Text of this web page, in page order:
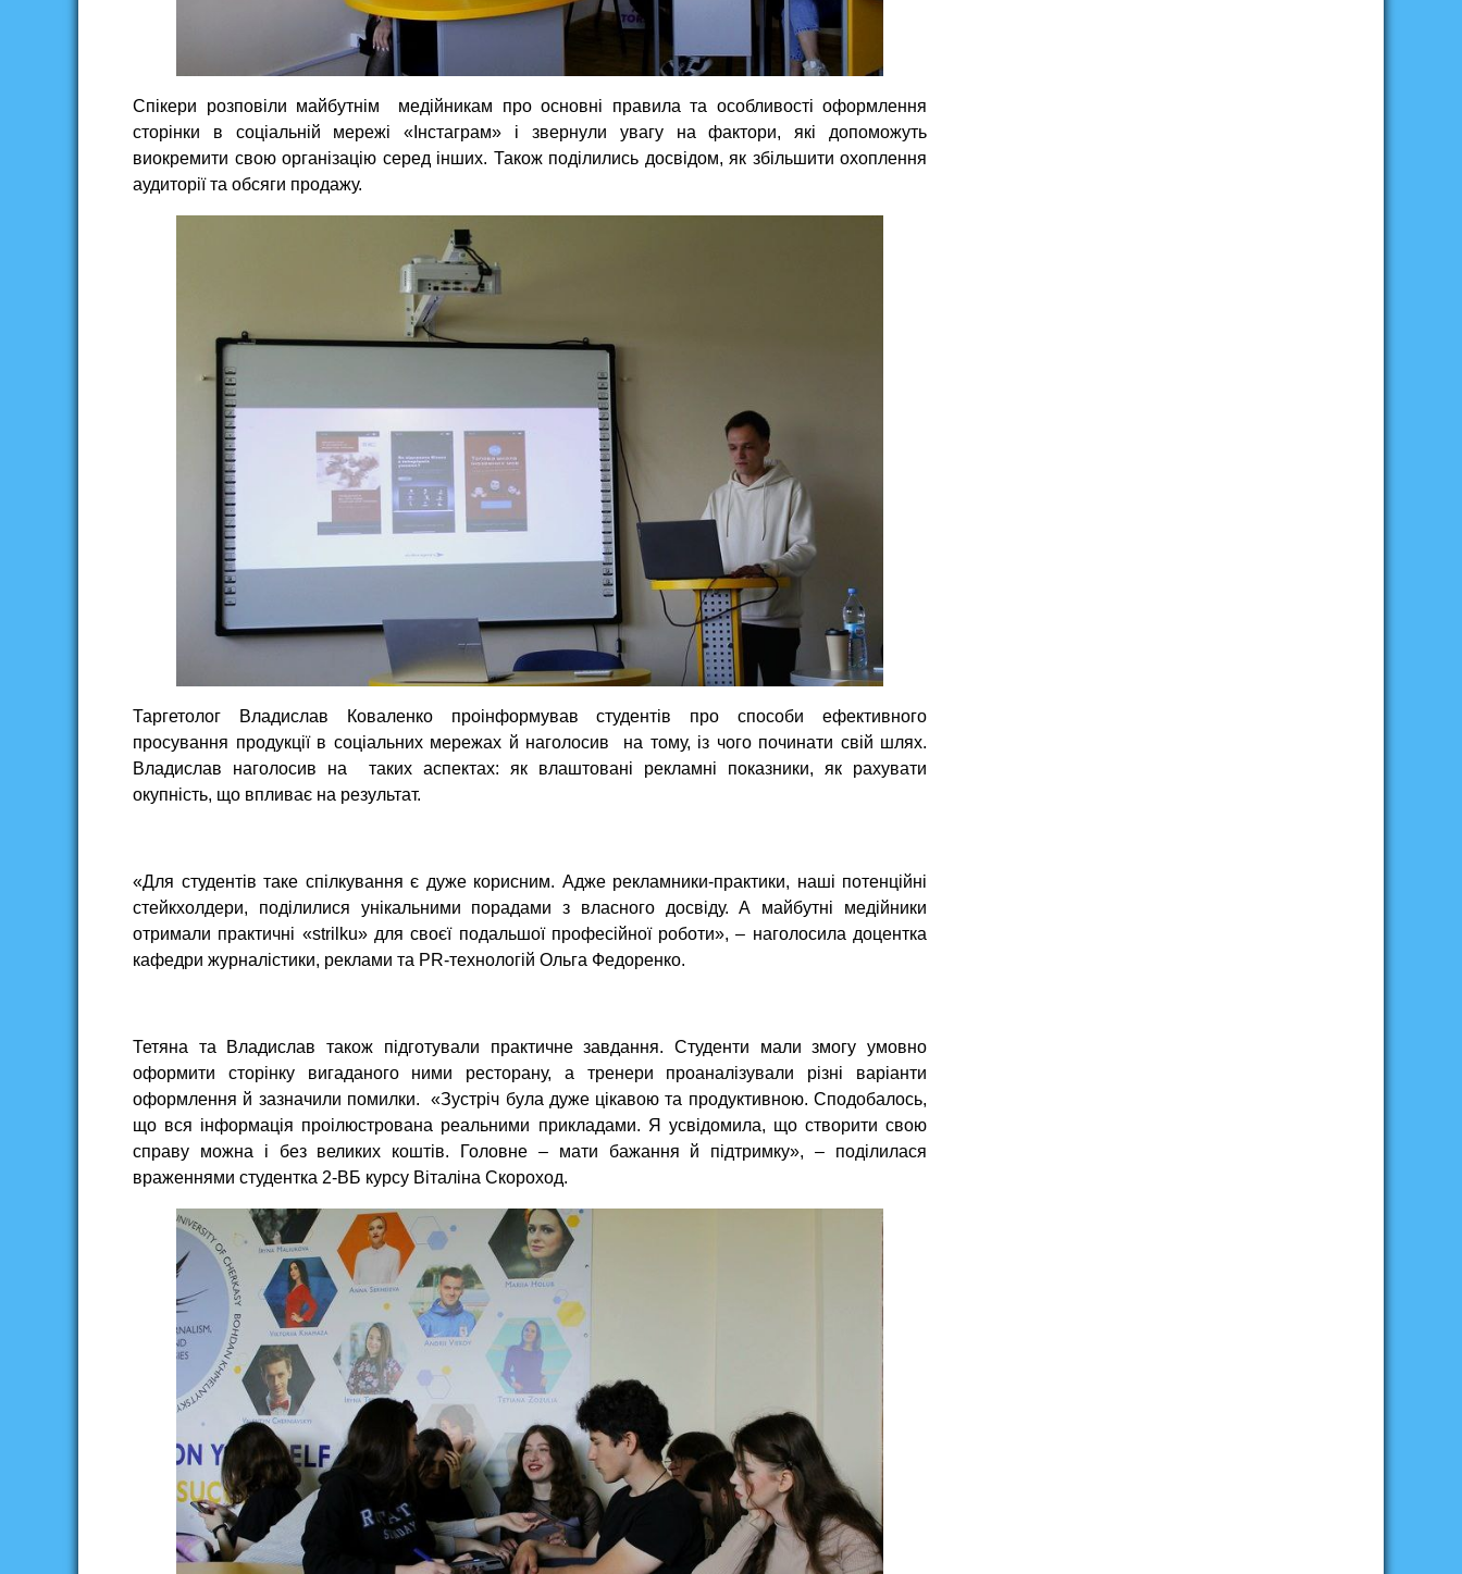
Спікери розповіли майбутнім медійникам про основні правила та особливості оформлення
сторінки в соціальній мережі «Інстаграм» і звернули увагу на фактори, які допоможуть
виокремити свою організацію серед інших. Також поділились досвідом, як збільшити охоплення
аудиторії та обсяги продажу.
Таргетолог Владислав Коваленко проінформував студентів про способи ефективного
просування продукції в соціальних мережах й наголосив на тому, із чого починати свій шлях.
Владислав наголосив на таких аспектах: як влаштовані рекламні показники, як рахувати
окупність, що впливає на результат.
«Для студентів таке спілкування є дуже корисним. Адже рекламники-практики, наші потенційні
стейкхолдери, поділилися унікальними порадами з власного досвіду. А майбутні медійники
отримали практичні «strilku» для своєї подальшої професійної роботи», – наголосила доцентка
кафедри журналістики, реклами та PR-технологій Ольга Федоренко.
Тетяна та Владислав також підготували практичне завдання. Студенти мали змогу умовно
оформити сторінку вигаданого ними ресторану, а тренери проаналізували різні варіанти
оформлення й зазначили помилки. «Зустріч була дуже цікавою та продуктивною. Сподобалось,
що вся інформація проілюстрована реальними прикладами. Я усвідомила, що створити свою
справу можна і без великих коштів. Головне – мати бажання й підтримку», – поділилася
враженнями студентка 2-ВБ курсу Віталіна Скороход.